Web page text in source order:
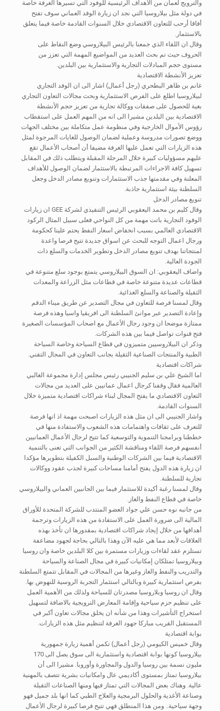
والترويج لعمان من الأهداف الرئيسية للوفود التي تسيرها الغرفة خاصة
في دولة مثل بيلاروسيا التي نجد ان زيارة الوفد العماني سوف تفتح
أفاقا أرحب للتعاون الاقتصادي خلال السنوات القادمة خاصة فيما يتعلق
بالاستثمار.
وقال ان اللقاء الذي جمعنا بالرئيس البيلاروسي وضع النقاط على
الحروف حيث تم بحث العديد من المواضيع المهمة التي تعزز من
مستوى حجم المبادلات التجارية والاستثمارية بين البلدين.
تعزيز الأنشطة الاقتصادية
غانم بن ظاهر البطحري (رجل أعمال) اشار الى ان الوفد التجاري
لبيلاروسيا اطلع على الفرص الاستثمارية وبحث مجالات التعاون التجاري
بغية للحصول على صفقات ووكالة تجارية من تعزيز حجم الأنشطة
الاقتصادية بين البلدين مشيرا الى انه من المهم العمل على استقطاب
رؤوس الأموال الخارجية وفي منظومة عمل متكاملة بين مختلف الجهات
ووضع تصورات مدروسة وعملية لضمان الوصول للغايات المرجوة لمثل
هذه الزيارات التي تعمل عليها الغرفة مضيفا أن أصحاب الأعمال تقع
عليهم مسؤوليات كبيرة خلال المرحلة المقبلة ويتطلب ذلك في المقابل
تسهيل كافة الاجراءات المرتبطة بالاستثمار لضمان الوصول للأهداف
المعلنة وفي مقدمتها جذب الاستثمارات وتنويع مصادر الدخل وجعل
السلطنة بيئة استثمارية جاذبة.
تنويع مصادر الدخل
وقال كليم بن محمد اليعقوبي الرئيس التنفيذي لشركة GEE ان زيارات
الوفود التجارية باتت مهمة من كل النواحي فعلى سبيل المثال الركود
الاقتصادي العالمي بسبب انخفاض اسعار النفط يحتم علينا كحكومة
ورجال اعمال التوجه للبحث عن اسواق جديدة تتيح فرصا واعدة
لمنتجاتنا بهدف تنويع مصادر الدخل وتطوير الخدمات والسلع ذات
الجودة العالية.
واضاف اليعقوبي: ان السوق البيلاروسي يتمتع بوجود سلع متنوعة في
قطاعات عديدة متنوعة خاصة في قطاعات مثل الزراعة والمعدات
الثقيلة والصناعة والسلع الغذائية.
وقال لمسنا فرصة للتعاون في مجال التصدير عن طريق ميناء الدقم
وإعادة التصدير عبر موانئ السلطنة الى افريقيا واسيا وهذه فرصة
ممتازة موضحا ان وجود رجال الأعمال مع اصحاب المؤسسات الصغيرة
فتح قنوات تواصل فيما بين هذه الشركات.
وذكر ان البيلاروسيين متميزون في قطاع السياحة وخاصة السياحة
الطبية والمنتجات الصناعية الثقيلة بجانب التعاون في المجال التقني.
شراكات اقتصادية
اما الشيخ علي بن سليم الجنيبي رئيس مجلس إدارة مجموعة الغالبي
العالمية فقال وقفنا كرجال اعمال عمانيين على العديد من مجالات
التعاون الاقتصادي ما يفتح المجال لبناء شراكات اقتصادية متميزة خلال
السنوات القادمة.
واشار الجنيبي الى ان مثل هذه الزيارات اصبحت مهمة اذ انها فرصة
للتعرف على ثقافات واهتمامات هذه الشعوب والاستفادة منها في
خططنا وبرامجنا التنموية والتوسعية كما تتيح لرجال الأعمال العمانيين
أنفسهم فرصة اللقاء ومناقشة الكثير من الجوانب التي تعنى بالتنمية
الاقتصادية فيما بين الشركات الوطنية والسبل الكفيلة بتطويرها مؤكدا
ان زيارة هذه الدول يفتح أمامنا مساحات كبيرة لجذب عقود ووكالات
تجارية للسلطنة.
وقال لمسنا رغبة أكيدة للاستثمار فيما بين الجانبين العماني والبيلاروسي
خاصة في قطاع النفط والغاز.
من جانبه نوه حسن علي جواد العضو المنتدب للشركة المتحدة للأوراق
المالية الى ضرورة العمل على الاستفادة من هذه الزيارات وترجمة
أهدافها من خلال إيجاد شراكات اقتصادية بمقدورها ان تأخذ بهذه
العلاقات لأبعد مما هي عليه الآن وهذا بالتالي بحاجة لجهود مضاعفة
تستلزم عقد لقاءات وزيارات مستمرة بين كلا البلدين خاصة وان روسيا
وبيلاروسيا تمتلكان إمكانيات كبيرة في مجال الصناعة والسياحة
والتدريب والنفط والغاز وغيرها من المجالات في المقابل تتمتع السلطنة
بفرص استثمارية كبيرة وبالتالي استثمار التجربة الروسية للنهوض بها.
وقال ان روسيا وبلاروسيا مصدرتان للسياحة ولذلك من الأهمية العمل
على تنظيم حزم سياحية وإقامة المعارض الترويجية بالاضافة لتسهيل
استخراج التأشيرات وهذا من شأنه ان يخلق مجالات تعاون أكبر في
المستقبل القريب مباركا جهود الغرفة لتنظيم مثل هذه الزيارات.
بوابة اقتصادية
وقال خميس الكيومي (رجل أعمال) تكمن أهمية زيارة جمهورية
بيلاروسيا كونها بوابة اقتصادية واستثمارية الى سوق يصل الى 170
مليون نسمة بين روسيا والدول والمجاورة وأوروبا. مشيرا الى أن
بيلاروسيا تمتاز بمستوى أكاديمي عال وامكانيات بشرية تتصف بالمهنية
عالية. وهناك بعض المجالات التي تمتاز فيها ومنها الصناعات الثقيلة
وصناعة الأغدية والحلول البرمجية والعلاج الطبي كما انها بلد جميل فهو
وجهة سياحية.. ومن هذا المنطلق فهي تتيح فرصا كبيرة لرجال الأعمال